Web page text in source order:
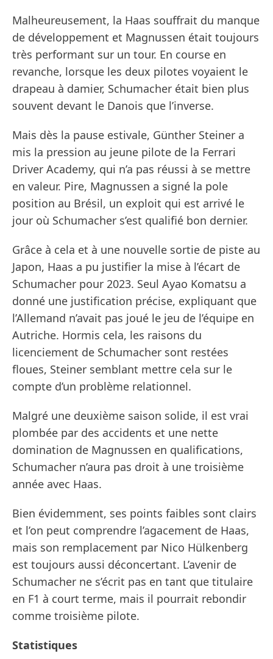
Malheureusement, la Haas souffrait du manque
de développement et Magnussen était toujours
très performant sur un tour. En course en
revanche, lorsque les deux pilotes voyaient le
drapeau à damier, Schumacher était bien plus
souvent devant le Danois que l’inverse.
Mais dès la pause estivale, Günther Steiner a
mis la pression au jeune pilote de la Ferrari
Driver Academy, qui n’a pas réussi à se mettre
en valeur. Pire, Magnussen a signé la pole
position au Brésil, un exploit qui est arrivé le
jour où Schumacher s’est qualifié bon dernier.
Grâce à cela et à une nouvelle sortie de piste au
Japon, Haas a pu justifier la mise à l’écart de
Schumacher pour 2023. Seul Ayao Komatsu a
donné une justification précise, expliquant que
l’Allemand n’avait pas joué le jeu de l’équipe en
Autriche. Hormis cela, les raisons du
licenciement de Schumacher sont restées
floues, Steiner semblant mettre cela sur le
compte d’un problème relationnel.
Malgré une deuxième saison solide, il est vrai
plombée par des accidents et une nette
domination de Magnussen en qualifications,
Schumacher n’aura pas droit à une troisième
année avec Haas.
Bien évidemment, ses points faibles sont clairs
et l’on peut comprendre l’agacement de Haas,
mais son remplacement par Nico Hülkenberg
est toujours aussi déconcertant. L’avenir de
Schumacher ne s’écrit pas en tant que titulaire
en F1 à court terme, mais il pourrait rebondir
comme troisième pilote.
Statistiques